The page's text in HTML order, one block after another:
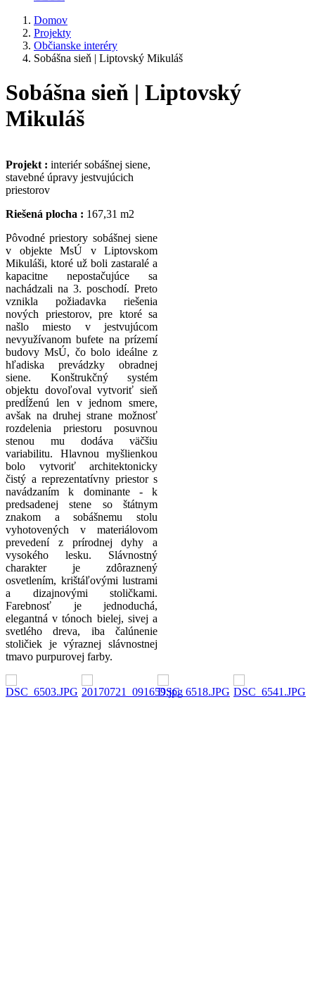
Domov
Projekty
Občianske interéry
Sobášna sieň | Liptovský Mikuláš
Sobášna sieň | Liptovský
Mikuláš
Projekt : interiér sobášnej siene,
stavebné úpravy jestvujúcich
priestorov
Riešená plocha : 167,31 m2
Pôvodné priestory sobášnej siene
v objekte MsÚ v Liptovskom
Mikuláši, ktoré už boli zastaralé a
kapacitne nepostačujúce sa
nachádzali na 3. poschodí. Preto
vznikla požiadavka riešenia
nových priestorov, pre ktoré sa
našlo miesto v jestvujúcom
nevyužívanom bufete na prízemí
budovyMsÚ, čo bolo ideálne z
hľadiska prevádzky obradnej
siene. Konštrukčný systém
objektu dovoľoval vytvoriť sieň
predĺženú len v jednom smere,
avšak na druhej strane možnosť
rozdelenia priestoru posuvnou
stenou mu dodáva väčšiu
variabilitu. Hlavnou myšlienkou
bolo vytvoriť architektonicky
čistý a reprezentatívny priestor s
navádzaním k dominante - k
predsadenej stene so štátnym
znakom a sobášnemu stolu
vyhotovených v materiálovom
prevedení z prírodnej dyhy a
vysokého lesku. Slávnostný
charakter je zdôraznený
osvetlením, krištáľovými lustrami
a dizajnovými stoličkami.
Farebnosť je jednoduchá,
elegantná v tónoch bielej, sivej a
svetlého dreva, iba čalúnenie
stoličiek je výraznej slávnostnej
tmavo purpurovej farby.